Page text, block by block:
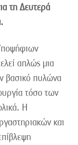
τη Δευτερά
απλώς μια
βασικό πυλώνα
τόσο των
Η
και